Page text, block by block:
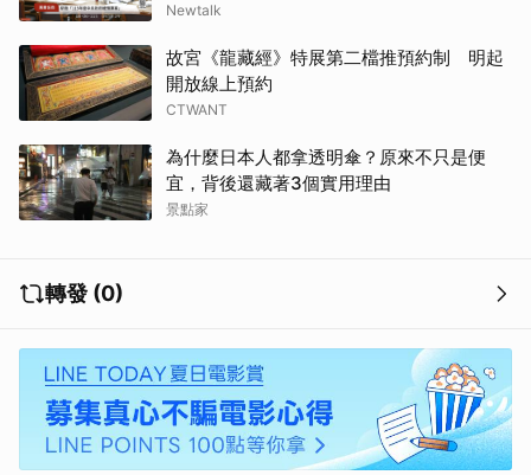
Newtalk
故宮《龍藏經》特展第二檔推預約制 明起
開放線上預約
CTWANT
為什麼日本人都拿透明傘？原來不只是便
宜，背後還藏著3個實用理由
景點家
轉發 (0)